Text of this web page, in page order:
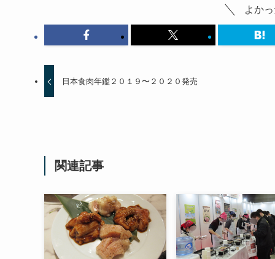
よか
日本食肉年鑑２０１９〜２０２０発売
関連記事